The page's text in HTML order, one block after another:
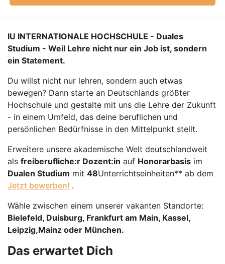
IU INTERNATIONALE HOCHSCHULE - Duales
Studium - Weil Lehre nicht nur ein Job ist, sondern
ein Statement.
Du willst nicht nur lehren, sondern auch etwas
bewegen? Dann starte an Deutschlands größter
Hochschule und gestalte mit uns die Lehre der Zukunft
- in einem Umfeld, das deine beruflichen und
persönlichen Bedürfnisse in den Mittelpunkt stellt.
Erweitere unsere akademische Welt deutschlandweit
als freiberufliche:r Dozent:in auf Honorarbasis im
Dualen Studium mit 48Unterrichtseinheiten** ab dem
Jetzt bewerben! .
Wähle zwischen einem unserer vakanten Standorte:
Bielefeld, Duisburg, Frankfurt am Main, Kassel,
Leipzig,Mainz oder München.
Das erwartet Dich